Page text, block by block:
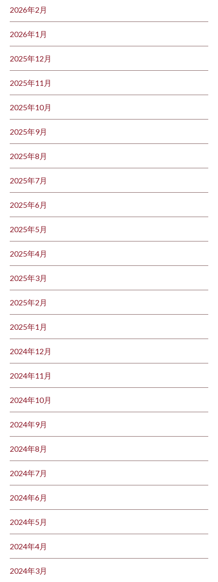
2026年2月
2026年1月
2025年12月
2025年11月
2025年10月
2025年9月
2025年8月
2025年7月
2025年6月
2025年5月
2025年4月
2025年3月
2025年2月
2025年1月
2024年12月
2024年11月
2024年10月
2024年9月
2024年8月
2024年7月
2024年6月
2024年5月
2024年4月
2024年3月